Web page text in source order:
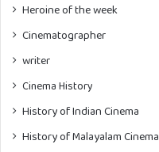
Heroine of the week
Cinematographer
writer
Cinema History
History of Indian Cinema
History of Malayalam Cinema